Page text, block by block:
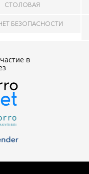
СТОЛОВАЯ
БЕЗОПАСНОСТИ
в